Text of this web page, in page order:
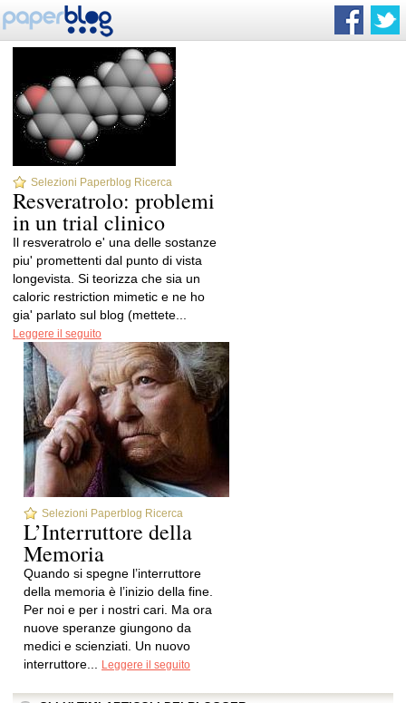
Selezioni Paperblog Ricerca
Resveratrolo: problemi
in un trial clinico
Il resveratrolo e' una delle sostanze
piu' promettenti dal punto di vista
longevista. Si teorizza che sia un
caloric restriction mimetic e ne ho
gia' parlato sul blog (mettete...
Leggere il seguito
Selezioni Paperblog Ricerca
L’Interruttore della
Memoria
Quando si spegne l’interruttore
della memoria è l’inizio della fine.
Per noi e per i nostri cari. Ma ora
nuove speranze giungono da
medici e scienziati. Un nuovo
interruttore...
Leggere il seguito